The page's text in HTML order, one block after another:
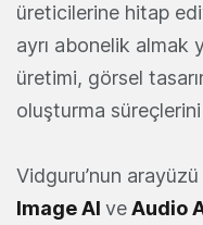
üreticilerine hitap
ayrı abonelik almak
üretimi, görsel
oluşturma
Vidguru’nun arayüzü
Image AI veAudio